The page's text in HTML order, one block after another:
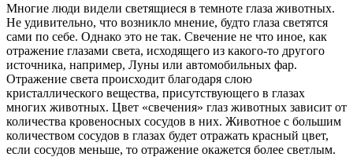
Многие люди видели светящиеся в темноте глаза животных.
Не удивительно, что возникло мнение, будто глаза светятся
сами по себе. Однако это не так. Свечение не что иное, как
отражение глазами света, исходящего из какого-то другого
источника, например, Луны или автомобильных фар.
Отражение света происходит благодаря слою
кристаллического вещества, присутствующего в глазах
многих животных. Цвет «свечения» глаз животных зависит от
количества кровеносных сосудов в них. Животное с большим
количеством сосудов в глазах будет отражать красный цвет,
если сосудов меньше, то отражение окажется более светлым.